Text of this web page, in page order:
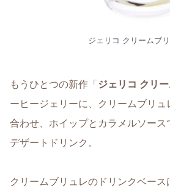
ジェリコ クリームブ
もうひとつの新作「 ジェリコ クリ
ーヒージェリーに、クリームブリュ
合わせ、ホイップとカラメルソー
デザートドリンク。
クリームブリュレのドリンクベー